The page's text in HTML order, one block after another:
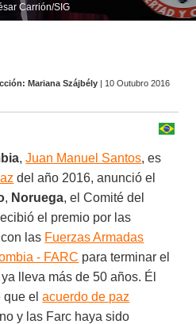
Carrión/SIG
Mariana Szájbély | 10 Outubro 2016
,Juan Manuel Santos, es
del año 2016, anunció el
, Noruega, el Comité del
el premio por las
con las Fuerzas Armadas
- FARC para terminar el
lleva más de 50 años. Él
que elacuerdo de paz
y las Farc haya sido